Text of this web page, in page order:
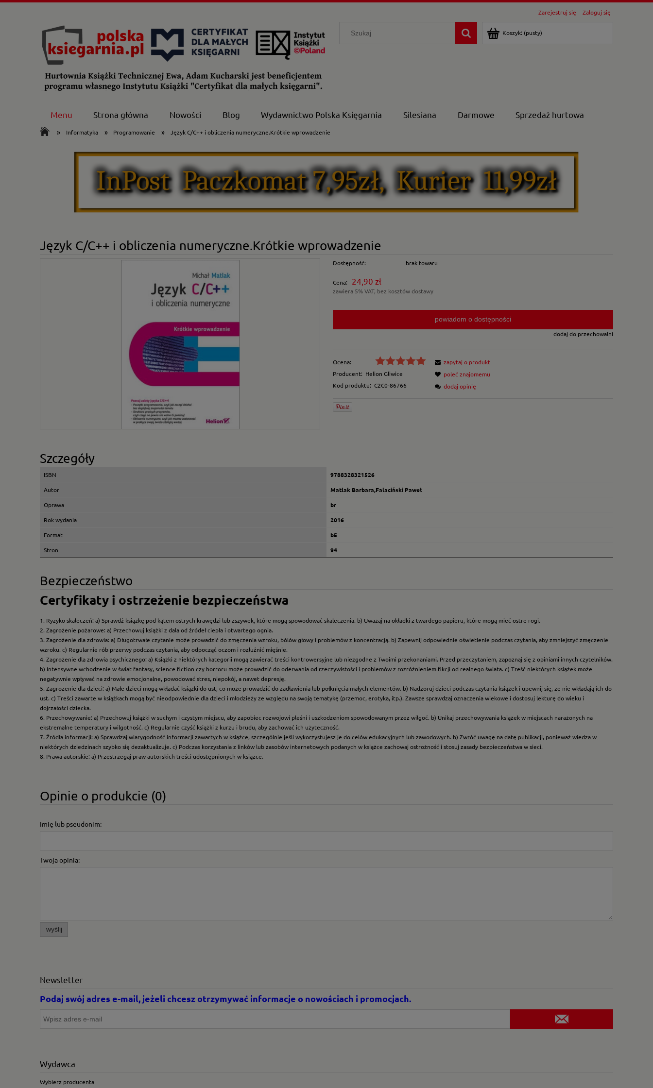
Zarejestruj się Zaloguj się
Koszyk: (pusty)
Menu Strona główna Nowości Blog Wydawnictwo Polska Księgarnia Silesiana Darmowe Sprzedaż hurtowa
» Informatyka » Programowanie » Język C/C++ i obliczenia numeryczne.Krótkie wprowadzenie
Język C/C++ i obliczenia numeryczne.Krótkie wprowadzenie
Dostępność: brak towaru
Cena: 24,90 zł
zawiera 5% VAT, bez kosztów dostawy
powiadom o dostępności
dodaj do przechowalni
Ocena:
Producent: Helion Gliwice
Kod produktu: C2C0-86766
zapytaj o produkt
poleć znajomemu
dodaj opinię
Szczegóły
ISBN
9788328321526
Autor
Matlak Barbara,Falaciński Paweł
Oprawa
br
Rok wydania
2016
Format
b5
Stron
94
Bezpieczeństwo
Certyfikaty i ostrzeżenie bezpieczeństwa
1. Ryzyko skaleczeń: a) Sprawdź książkę pod kątem ostrych krawędzi lub zszywek, które mogą spowodować skaleczenia. b) Uważaj na okładki z twardego papieru, które mogą mieć ostre rogi.
2. Zagrożenie pożarowe: a) Przechowuj książki z dala od źródeł ciepła i otwartego ognia.
3. Zagrożenie dla zdrowia: a) Długotrwałe czytanie może prowadzić do zmęczenia wzroku, bólów głowy i problemów z koncentracją. b) Zapewnij odpowiednie oświetlenie podczas czytania, aby zmniejszyć zmęczenie
wzroku. c) Regularnie rób przerwy podczas czytania, aby odpocząć oczom i rozluźnić mięśnie.
4. Zagrożenie dla zdrowia psychicznego: a) Książki z niektórych kategorii mogą zawierać treści kontrowersyjne lub niezgodne z Twoimi przekonaniami. Przed przeczytaniem, zapoznaj się z opiniami innych czytelników.
b) Intensywne wchodzenie w świat fantasy, science fiction czy horroru może prowadzić do oderwania od rzeczywistości i problemów z rozróżnieniem fikcji od realnego świata. c) Treść niektórych książek może
negatywnie wpływać na zdrowie emocjonalne, powodować stres, niepokój, a nawet depresję.
5. Zagrożenie dla dzieci: a) Małe dzieci mogą wkładać książki do ust, co może prowadzić do zadławienia lub połknięcia małych elementów. b) Nadzoruj dzieci podczas czytania książek i upewnij się, że nie wkładają ich do
ust. c) Treści zawarte w książkach mogą być nieodpowiednie dla dzieci i młodzieży ze względu na swoją tematykę (przemoc, erotyka, itp.). Zawsze sprawdzaj oznaczenia wiekowe i dostosuj lekturę do wieku i
dojrzałości dziecka.
6. Przechowywanie: a) Przechowuj książki w suchym i czystym miejscu, aby zapobiec rozwojowi pleśni i uszkodzeniom spowodowanym przez wilgoć. b) Unikaj przechowywania książek w miejscach narażonych na
ekstremalne temperatury i wilgotność. c) Regularnie czyść książki z kurzu i brudu, aby zachować ich użyteczność.
7. Źródła informacji: a) Sprawdzaj wiarygodność informacji zawartych w książce, szczególnie jeśli wykorzystujesz je do celów edukacyjnych lub zawodowych. b) Zwróć uwagę na datę publikacji, ponieważ wiedza w
niektórych dziedzinach szybko się dezaktualizuje. c) Podczas korzystania z linków lub zasobów internetowych podanych w książce zachowaj ostrożność i stosuj zasady bezpieczeństwa w sieci.
8. Prawa autorskie: a) Przestrzegaj praw autorskich treści udostępnionych w książce.
Opinie o produkcie (0)
Imię lub pseudonim:
Twoja opinia:
wyślij
Newsletter
Podaj swój adres e-mail, jeżeli chcesz otrzymywać informacje o nowościach i promocjach.
Wydawca
Wybierz producenta